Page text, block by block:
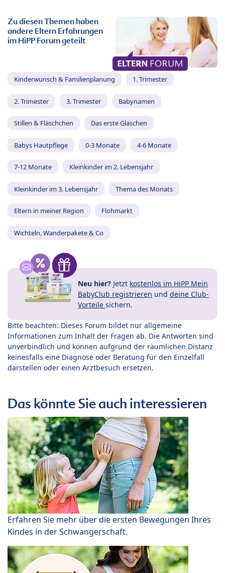
Zu diesen Themen haben
andere Eltern Erfahrungen
im HiPP Forum geteilt
Kinderwunsch & Familienplanung 1. Trimester
2. Trimester 3. Trimester Babynamen
Stillen & Fläschchen Das erste Gläschen
Babys Hautpflege 0-3 Monate 4-6 Monate
7-12 Monate Kleinkinder im 2. Lebensjahr
Kleinkinder im 3. Lebensjahr Thema des Monats
Eltern in meiner Region Flohmarkt
Wichteln, Wanderpakete & Co
Neu hier? Jetzt kostenlos im HiPP Mein
BabyClub registrieren und deine Club-
Vorteile sichern.
Bitte beachten: Dieses Forum bildet nur allgemeine
Informationen zum Inhalt der Fragen ab. Die Antworten sind
unverbindlich und können aufgrund der räumlichen Distanz
keinesfalls eine Diagnose oder Beratung für den Einzelfall
darstellen oder einen Arztbesuch ersetzen.
Das könnte Sie auch interessieren
Erfahren Sie mehr über die ersten Bewegungen Ihres
Kindes in der Schwangerschaft.